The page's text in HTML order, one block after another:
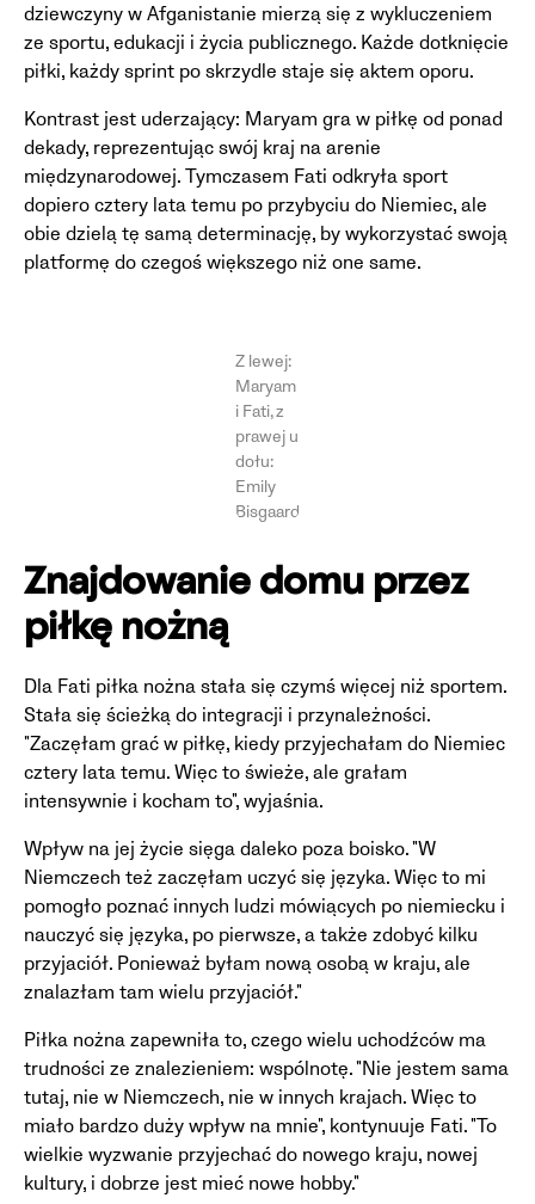
dziewczyny w Afganistanie mierzą się z wykluczeniem
ze sportu, edukacji i życia publicznego. Każde dotknięcie
piłki, każdy sprint po skrzydle staje się aktem oporu.
Kontrast jest uderzający: Maryam gra w piłkę od ponad
dekady, reprezentując swój kraj na arenie
międzynarodowej. Tymczasem Fati odkryła sport
dopiero cztery lata temu po przybyciu do Niemiec, ale
obie dzielą tę samą determinację, by wykorzystać swoją
platformę do czegoś większego niż one same.
Z lewej:
Maryam
i Fati, z
prawej u
dołu:
Emily
Bisgaard
Znajdowanie domu przez
piłkę nożną
Dla Fati piłka nożna stała się czymś więcej niż sportem.
Stała się ścieżką do integracji i przynależności.
"Zaczęłam grać w piłkę, kiedy przyjechałam do Niemiec
cztery lata temu. Więc to świeże, ale grałam
intensywnie i kocham to", wyjaśnia.
Wpływ na jej życie sięga daleko poza boisko. "W
Niemczech też zaczęłam uczyć się języka. Więc to mi
pomogło poznać innych ludzi mówiących po niemiecku i
nauczyć się języka, po pierwsze, a także zdobyć kilku
przyjaciół. Ponieważ byłam nową osobą w kraju, ale
znalazłam tam wielu przyjaciół."
Piłka nożna zapewniła to, czego wielu uchodźców ma
trudności ze znalezieniem: wspólnotę. "Nie jestem sama
tutaj, nie w Niemczech, nie w innych krajach. Więc to
miało bardzo duży wpływ na mnie", kontynuuje Fati. "To
wielkie wyzwanie przyjechać do nowego kraju, nowej
kultury, i dobrze jest mieć nowe hobby."